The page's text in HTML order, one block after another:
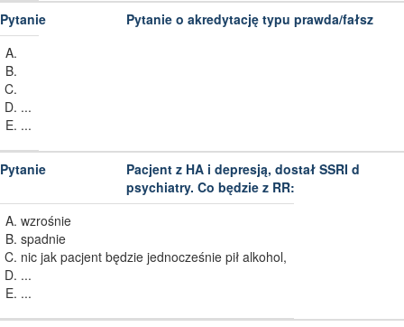
Pytanie o akredytację typu prawda/fałsz
...
...
Pacjent z HA i depresją, dostał SSRI d
psychiatry. Co będzie z RR:
wzrośnie
spadnie
nic jak pacjent będzie jednocześnie pił alkohol,
...
...